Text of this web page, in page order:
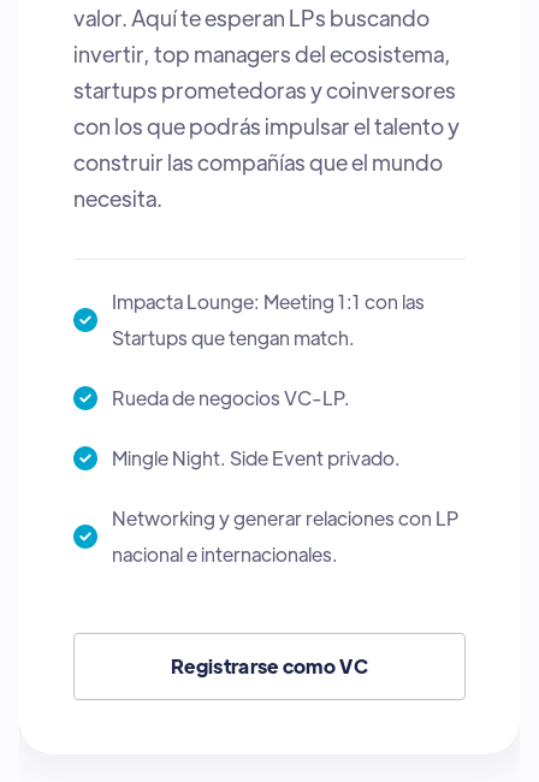
valor. Aquí te esperan LPs buscando
invertir, top managers del ecosistema,
startups prometedoras y coinversores
con los que podrás impulsar el talento y
construir las compañías que el mundo
necesita.
Impacta Lounge: Meeting 1:1 con las
Startups que tengan match.
Rueda de negocios VC-LP.
Mingle Night. Side Event privado.
Networking y generar relaciones con LP
nacional e internacionales.
Registrarse como VC